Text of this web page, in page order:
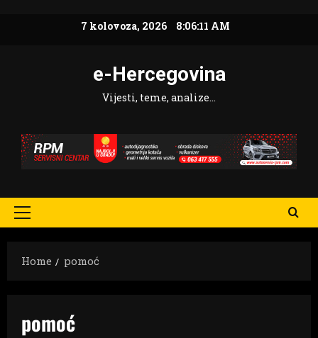
7 kolovoza, 2026 8:06:12 AM
e-Hercegovina
Vijesti, teme, analize…
Primary
Home
pomoć
pomoć